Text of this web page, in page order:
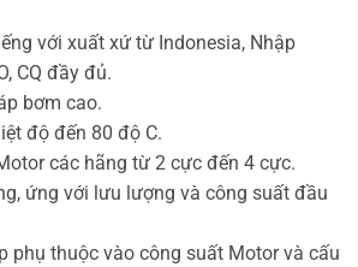
với xuất xứ từ Indonesia, Nhập
CQ đầy đủ.
bơm cao.
độ đến 80 độ C.
các hãng từ 2 cực đến 4 cực.
ứng với lưu lượng và công suất đầu
phụ thuộc vào công suất Motor và cấu